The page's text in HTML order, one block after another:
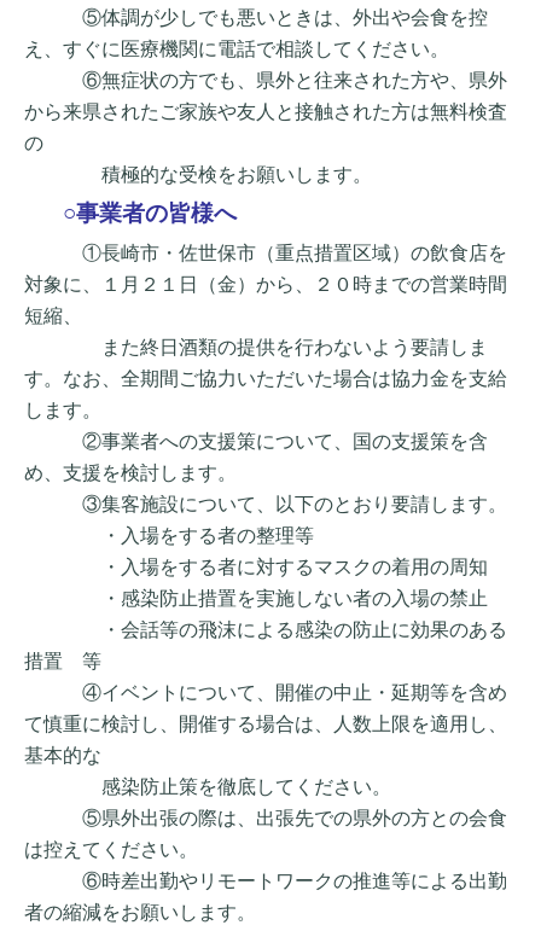
⑤体調が少しでも悪いときは、外出や会食を控
え、すぐに医療機関に電話で相談してく ださい。
⑥無症状の方でも、県外と往来された方や、県外
から来県されたご家族や友人と接触さ れた方は無料検査
の
積極的な受検をお願いします。
○事業者の皆様へ
①長崎市・佐世保市（重点措置区域）の飲食店を
対象に、１月２１日（金）から、２０時までの営業時間
短縮、
また終日酒類の提供を行わないよう要請しま
す。なお、全期間ご協力いただいた場合は協力金を支給
します。
②事業者への支援策について、国の支援策を含
め、支援を検討します。
③集客施設について、以下のとおり要請します。
・入場をする者の整理等
・入場をする者に対するマスクの着用の周知
・感染防止措置を実施しない者の入場の禁止
・会話等の飛沫による感染の防止に効果のある
措置 等
④イベントについて、開催の中止・延期等を含め
て慎重に検討し、開催する場合は、人数上限を適用し、
基本的な
感染防止策を徹底してください。
⑤県外出張の際は、出張先での県外の方との会食
は控えてください。
⑥時差出勤やリモートワークの推進等による出勤
者の縮減をお願いします。